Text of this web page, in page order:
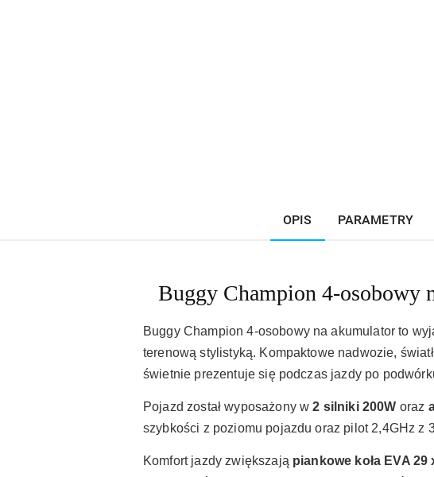
OPIS PARAMETRY
Buggy Champion 4-osobowy
Buggy Champion 4-osobowy na akumulator to
terenową stylistyką. Kompaktowe nadwozie,
świetnie prezentuje się podczas jazdy po
Pojazd został wyposażony w2 silniki 200W oraz
szybkości z poziomu pojazdu oraz pilot 2,4GHz z
Komfort jazdy zwiększają piankowe koła EVA 29